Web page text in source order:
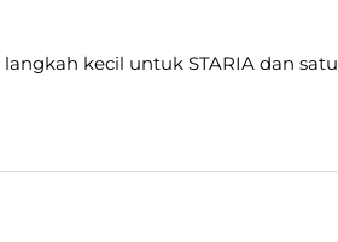
kecil untuk STARIA dan satu